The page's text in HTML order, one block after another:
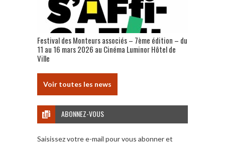
Festival des Monteurs associés – 7ème édition – du
11 au 16 mars 2026 au Cinéma Luminor Hôtel de
Ville
Voir toutes les news
ABONNEZ-VOUS
Saisissez votre e-mail pour vous abonner et